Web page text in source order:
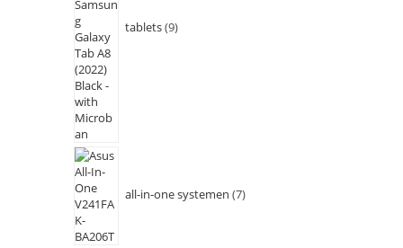
tablets 9
all-in-one systemen 7